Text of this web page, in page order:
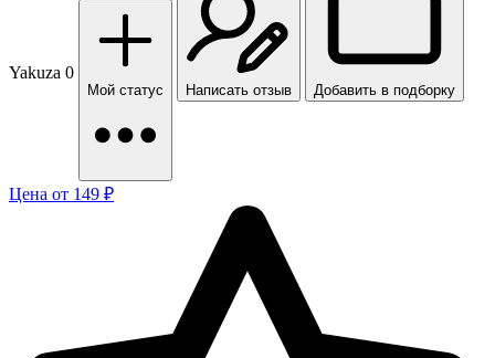
Yakuza 0
Мой статус Написать отзыв Добавить в подборку
Цена от 149 ₽